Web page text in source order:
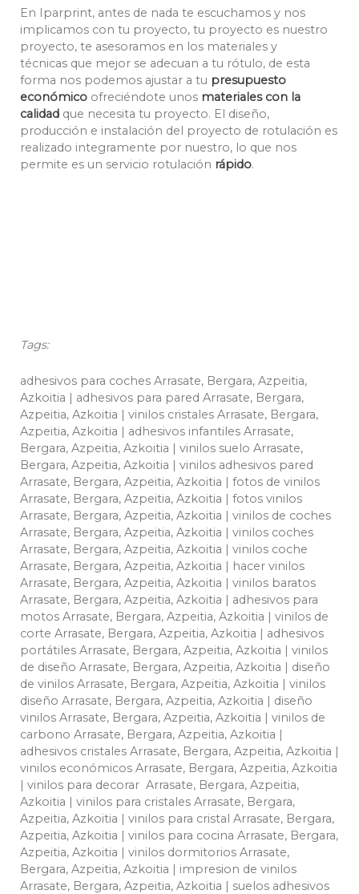
En Iparprint, antes de nada te escuchamos y nos
implicamos con tu proyecto, tu proyecto es nuestro
proyecto, te asesoramos en los materiales y
técnicas que mejor se adecuan a tu rótulo, de esta
forma nos podemos ajustar a tu presupuesto
económico ofreciéndote unos materiales con la
calidad que necesita tu proyecto. El diseño,
producción e instalación del proyecto de rotulación es
realizado integramente por nuestro, lo que nos
permite es un servicio rotulación rápido.
Tags:
adhesivos para coches Arrasate, Bergara, Azpeitia,
Azkoitia | adhesivos para pared Arrasate, Bergara,
Azpeitia, Azkoitia | vinilos cristales Arrasate, Bergara,
Azpeitia, Azkoitia | adhesivos infantiles Arrasate,
Bergara, Azpeitia, Azkoitia | vinilos suelo Arrasate,
Bergara, Azpeitia, Azkoitia | vinilos adhesivos pared
Arrasate, Bergara, Azpeitia, Azkoitia | fotos de vinilos
Arrasate, Bergara, Azpeitia, Azkoitia | fotos vinilos
Arrasate, Bergara, Azpeitia, Azkoitia | vinilos de coches
Arrasate, Bergara, Azpeitia, Azkoitia | vinilos coches
Arrasate, Bergara, Azpeitia, Azkoitia | vinilos coche
Arrasate, Bergara, Azpeitia, Azkoitia | hacer vinilos
Arrasate, Bergara, Azpeitia, Azkoitia | vinilos baratos
Arrasate, Bergara, Azpeitia, Azkoitia | adhesivos para
motos Arrasate, Bergara, Azpeitia, Azkoitia | vinilos de
corte Arrasate, Bergara, Azpeitia, Azkoitia | adhesivos
portátiles Arrasate, Bergara, Azpeitia, Azkoitia | vinilos
de diseño Arrasate, Bergara, Azpeitia, Azkoitia | diseño
de vinilos Arrasate, Bergara, Azpeitia, Azkoitia | vinilos
diseño Arrasate, Bergara, Azpeitia, Azkoitia | diseño
vinilos Arrasate, Bergara, Azpeitia, Azkoitia | vinilos de
carbono Arrasate, Bergara, Azpeitia, Azkoitia |
adhesivos cristales Arrasate, Bergara, Azpeitia, Azkoitia |
vinilos económicos Arrasate, Bergara, Azpeitia, Azkoitia
| vinilos para decorar Arrasate, Bergara, Azpeitia,
Azkoitia | vinilos para cristales Arrasate, Bergara,
Azpeitia, Azkoitia | vinilos para cristal Arrasate, Bergara,
Azpeitia, Azkoitia | vinilos para cocina Arrasate, Bergara,
Azpeitia, Azkoitia | vinilos dormitorios Arrasate,
Bergara, Azpeitia, Azkoitia | impresion de vinilos
Arrasate, Bergara, Azpeitia, Azkoitia | suelos adhesivos